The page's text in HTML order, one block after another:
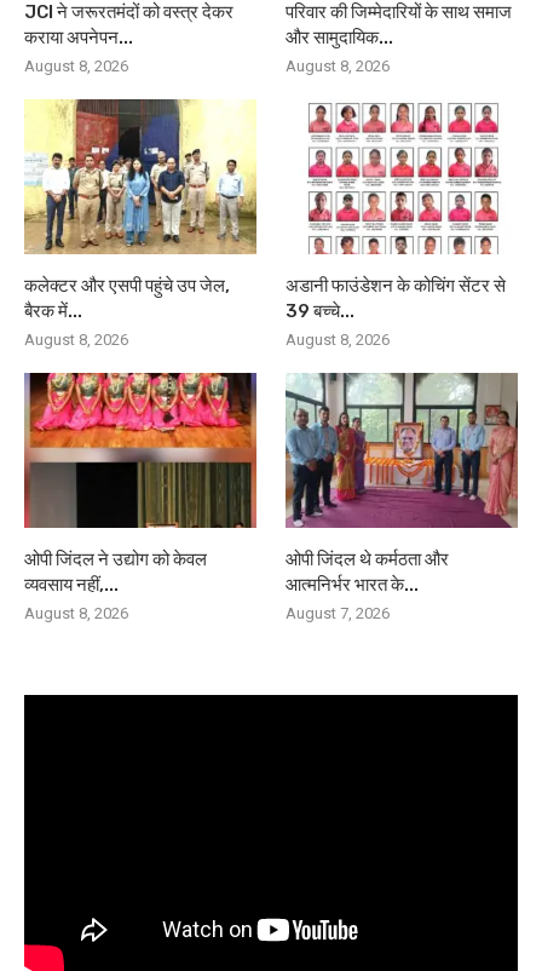
JCI ने जरूरतमंदों को वस्त्र देकर
कराया अपनेपन...
August 8, 2026
परिवार की जिम्मेदारियों के साथ समाज
और सामुदायिक...
August 8, 2026
कलेक्टर और एसपी पहुंचे उप जेल,
बैरक में...
August 8, 2026
अडानी फाउंडेशन के कोचिंग सेंटर से
39 बच्चे...
August 8, 2026
ओपी जिंदल ने उद्योग को केवल
व्यवसाय नहीं,...
August 8, 2026
ओपी जिंदल थे कर्मठता और
आत्मनिर्भर भारत के...
August 7, 2026